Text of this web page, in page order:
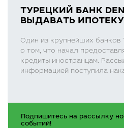
ТУРЕЦКИЙ БАНК
ВЫДАВАТЬ
Один из крупнейших банков
о том, что начал
кредиты иностранцам.
информацией поступила
Подпишитесь на рассылку
событий!